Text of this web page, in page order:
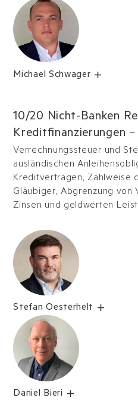
Michael Schwager
10/20 Nicht-Banken
Kreditfinanzierungen –
Verrechnungssteuer und
ausländischen
Kreditverträgen, Zählweise
Gläubiger, Abgrenzung von
Zinsen und geldwerten
Stefan Oesterhelt
Daniel Bieri